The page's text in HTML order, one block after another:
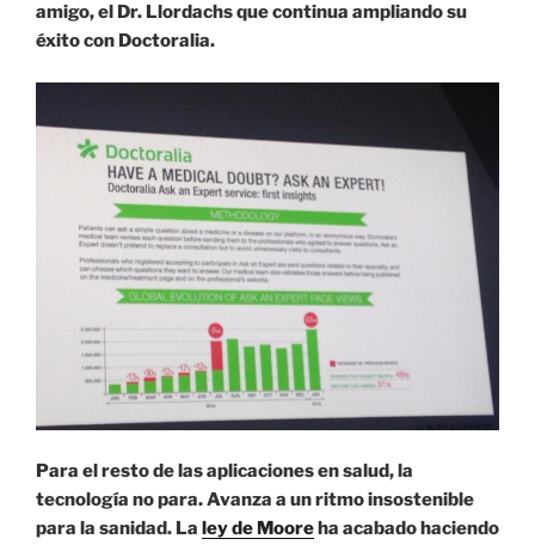
amigo, el Dr. Llordachs que continua ampliando su
éxito con Doctoralia.
Para el resto de las aplicaciones en salud, la
tecnología no para. Avanza a un ritmo insostenible
para la sanidad. La ley de Mooreha acabado haciendo